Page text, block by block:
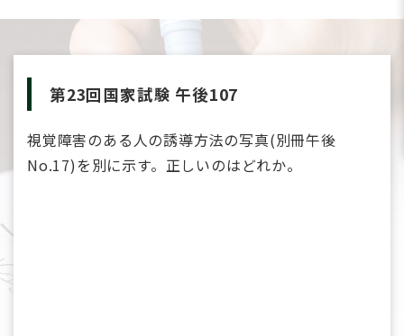
第23回国家試験 午後107
視覚障害のある人の誘導方法の写真(別冊午後
No.17)を別に示す。正しいのはどれか。